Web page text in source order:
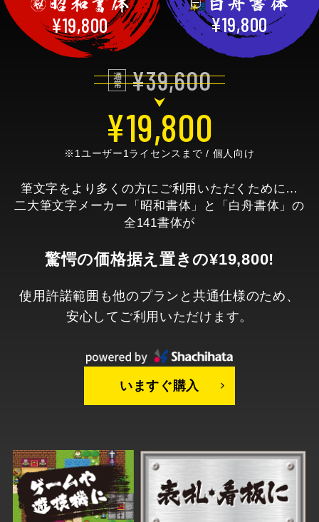
¥19,800 ¥19,800
¥39,600
¥19,800
※1ユーザー1ライセンスまで / 個人向け
筆文字をより多くの方にご利用いただくために…
二大筆文字メーカー「昭和書体」と「白舟書体」の
全141書体が
驚愕の価格据え置きの¥19,800!
使用許諾範囲も他のプランと共通仕様のため、
安心してご利用いただけます。
いますぐ購入